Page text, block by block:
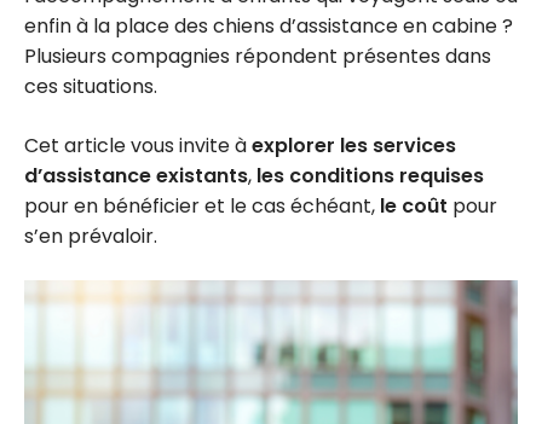
enfin à la place des chiens d’assistance en cabine ?
Plusieurs compagnies répondent présentes dans
ces situations.
Cet article vous invite àexplorer les services
d’assistance existants, les conditions requises
pour en bénéficier et le cas échéant, le coût pour
s’en prévaloir.